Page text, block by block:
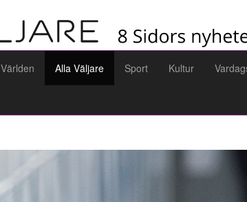
Världen Alla Väljare Sport Kultur